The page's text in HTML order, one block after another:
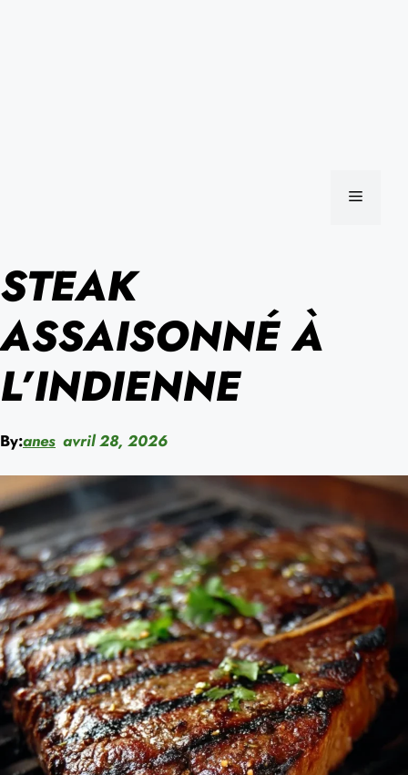
MENU
STEAK
ASSAISONNÉ À
L’INDIENNE
By:anes avril 28, 2026